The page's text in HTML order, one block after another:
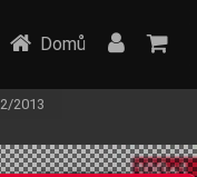
Domů
2/2013